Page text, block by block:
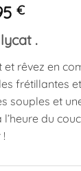
€Plage
prix :
32,95 €
à
66,95 €
.
rêvez en
frétillantes
souples et
du